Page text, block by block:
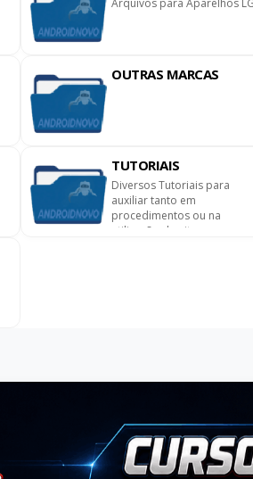
Arquivos para Aparelhos LG
OUTRAS MARCAS
TUTORIAIS
Diversos Tutoriais para
auxiliar tanto em
procedimentos ou na
utilização do site.